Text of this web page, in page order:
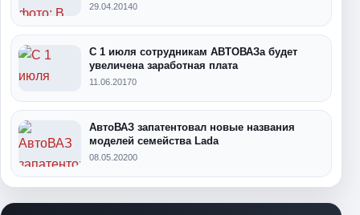
29.04.20140
С 1 июля сотрудникам АВТОВАЗа будет
увеличена заработная плата
11.06.20170
АвтоВАЗ запатентовал новые названия
моделей семейства Lada
08.05.20200